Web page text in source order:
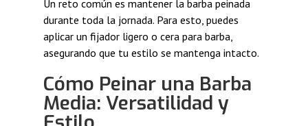
Un reto común es mantener la barba peinada
durante toda la jornada. Para esto, puedes
aplicar un fijador ligero o cera para barba,
asegurando que tu estilo se mantenga intacto.
Cómo Peinar una Barba
Media: Versatilidad y